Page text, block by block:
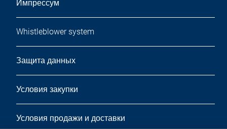
Импрессум
Whistleblower system
Защита данных
Условия закупки
Условия продажи и доставки